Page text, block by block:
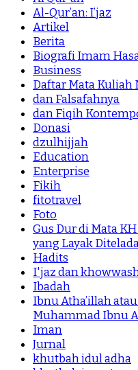
Al-Qur’an: I’jaz
Artikel
Berita
Biografi Imam
Business
Daftar Mata Kuliah
dan Falsafahnya
dan Fiqih
Donasi
dzulhijjah
Education
Enterprise
Fikih
fitotravel
Foto
Gus Dur di Mata
yang Layak
Hadits
I'jaz dan
Ibadah
Ibnu Atha’illah
Muhammad Ibnu
Iman
Jurnal
khutbah idul adha